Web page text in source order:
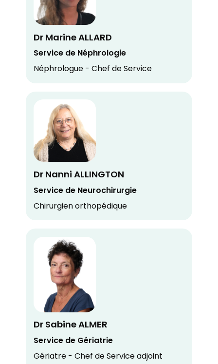
Dr Marine ALLARD
Service de Néphrologie
Néphrologue - Chef de Service
Dr Nanni ALLINGTON
Service de Neurochirurgie
Chirurgien orthopédique
Dr Sabine ALMER
Service de Gériatrie
Gériatre - Chef de Service adjoint